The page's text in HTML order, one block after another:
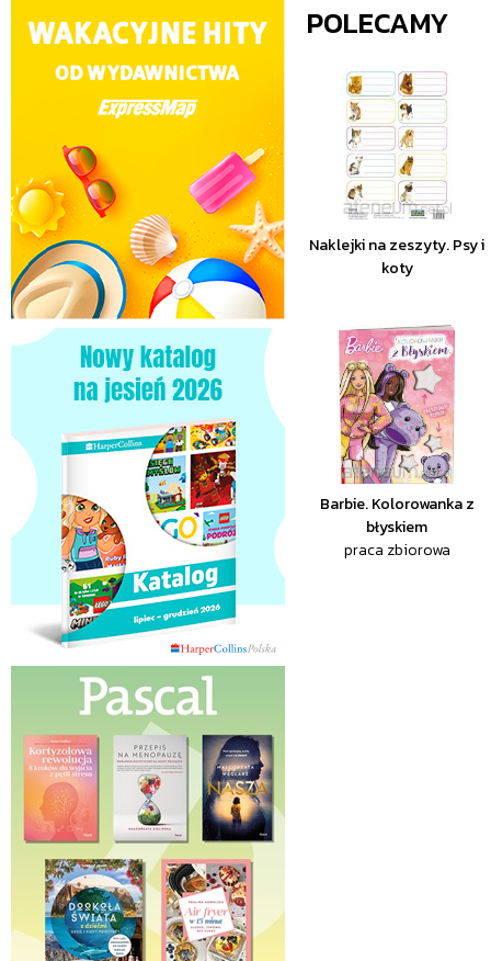
POLECAMY
Naklejki na zeszyty. Psy i
koty
Barbie. Kolorowanka z
błyskiem
praca zbiorowa